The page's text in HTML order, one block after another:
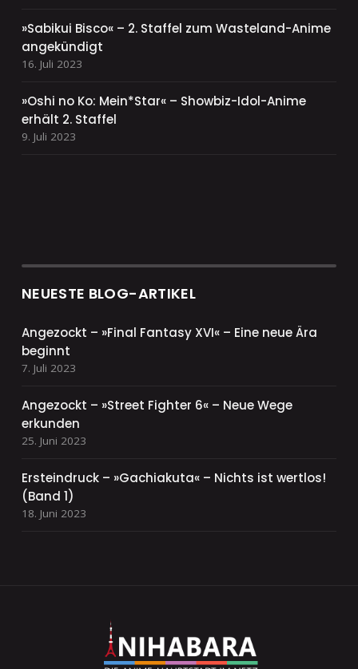
»Sabikui Bisco« – 2. Staffel zum Wasteland-Anime
angekündigt
16. Juli 2023
»Oshi no Ko: Mein*Star« – Showbiz-Idol-Anime
erhält 2. Staffel
9. Juli 2023
NEUESTE BLOG-ARTIKEL
Angezockt – »Final Fantasy XVI« – Eine neue Ära
beginnt
7. Juli 2023
Angezockt – »Street Fighter 6« – Neue Wege
erkunden
25. Juni 2023
Ersteindruck – »Gachiakuta« – Nichts ist wertlos!
(Band 1)
18. Juni 2023